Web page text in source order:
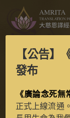
寶生
母九
【公告】
發布
《廣論念死
正式上線流通